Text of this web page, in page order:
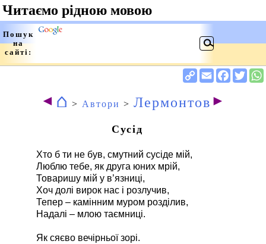
◄ ⌂ > Автори > Лермонтов ►
Сусід
Хто б ти не був, смутний сусіде мій,
Люблю тебе, як друга юних мрій,
Товаришу мій у в’язниці,
Хоч долі вирок нас і розлучив,
Тепер – камінним муром розділив,
Надалі – млою таємниці.
Як сяєво вечірньої зорі.